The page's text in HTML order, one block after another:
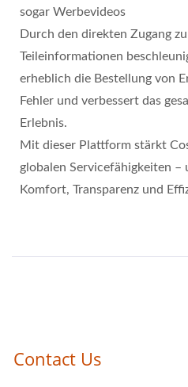
sogar Werbevideos
Durch den direkten Zugang
Teileinformationen
erheblich die Bestellung von
Fehler und verbessert das
Erlebnis.
Mit dieser Plattform stärkt
globalen Servicefähigkeiten –
Komfort, Transparenz und